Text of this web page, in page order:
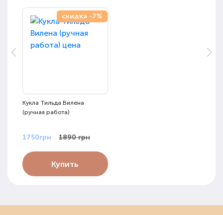
скидка -7%
Кукла Тильда Вилена
(ручная работа)
1750грн 1890 грн
Купить